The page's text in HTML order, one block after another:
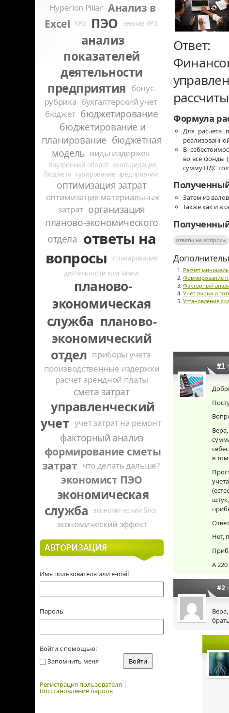
Ответ:
Формула
Для расчета
В
во все фонды
сумму НДС
Затем из
Также как и в
ответы на вопросы
Расчет
Формирование
Факторный
Учет сырья и
Установление
#1
в
Нет,
А
#2
Hyperion Pillar Анализ в
Excel
КРЗ ПЭО анализ КРЗ
анализ
показателей
деятельности
предприятия бонус-
рубрика бухгалтерский учет
бюджет бюджетирование
бюджетирование и
планирование бюджетная
модель виды издержек
внутренний оборот консолидация
бюджета курирование предприятий
оптимизация затрат
оптимизация материальных
затрат организация
планово-экономического
отдела ответы на
вопросы
планирование
деятельности компании
планово-
экономическая
служба планово-
экономический
отдел приборы учета
производственные издержки
расчет арендной платы
смета затрат
управленческий
учет учет затрат на ремонт
факторный анализ
формирование сметы
затрат что делать дальше?
экономист ПЭО
экономическая
служба
экономический блог
экономический эффект
АВТОРИЗАЦИЯ
Имя пользователя или e-mail
Пароль
Войти с помощью:
Запомнить меня
Регистрация пользователя
Восстановление пароля